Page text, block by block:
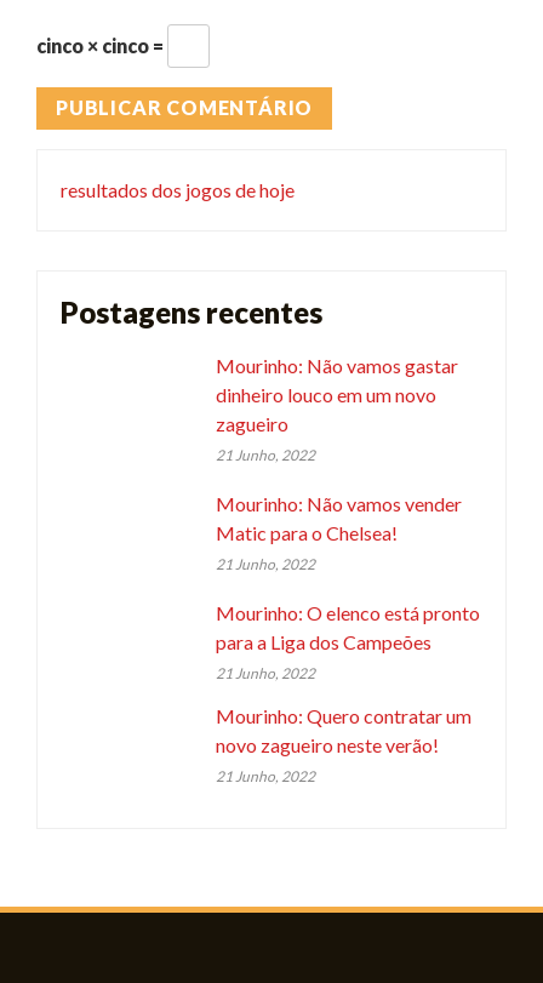
cinco × cinco =
resultados dos jogos de hoje
Postagens recentes
Mourinho: Não vamos gastar
dinheiro louco em um novo
zagueiro
21 Junho, 2022
Mourinho: Não vamos vender
Matic para o Chelsea!
21 Junho, 2022
Mourinho: O elenco está pronto
para a Liga dos Campeões
21 Junho, 2022
Mourinho: Quero contratar um
novo zagueiro neste verão!
21 Junho, 2022